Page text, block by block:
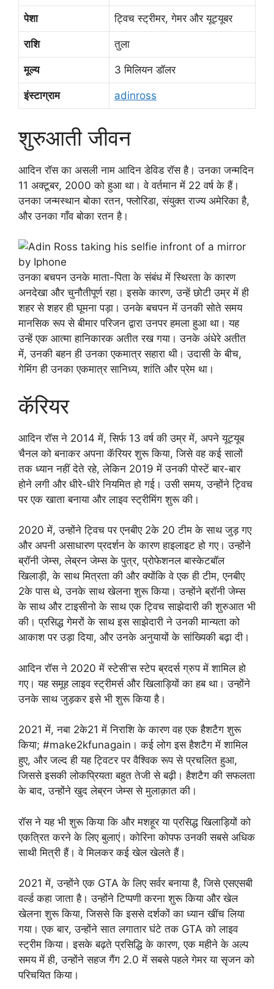
पेशा ट्विच स्ट्रीमर, गेमर और यूट्यूबर
राशि तुला
मूल्य 3 मिलियन डॉलर
इंस्टाग्राम adinross
शुरुआती जीवन
आदिन रॉस का असली नाम आदिन डेविड रॉस है। उनका जन्मदिन
11 अक्टूबर, 2000 को हुआ था। वे वर्तमान में 22 वर्ष के हैं।
उनका जन्मस्थान बोका रतन, फ्लोरिडा, संयुक्त राज्य अमेरिका है,
और उनका गाँव बोका रतन है।
उनका बचपन उनके माता-पिता के संबंध में स्थिरता के कारण
अनदेखा और चुनौतीपूर्ण रहा। इसके कारण, उन्हें छोटी उम्र में ही
शहर से शहर ही घूमना पड़ा। उनके बचपन में उनकी सोते समय
मानसिक रूप से बीमार परिजन द्वारा उनपर हमला हुआ था। यह
उन्हें एक आत्मा हानिकारक अतीत रख गया। उनके अंधेरे अतीत
में, उनकी बहन ही उनका एकमात्र सहारा थी। उदासी के बीच,
गेमिंग ही उनका एकमात्र सानिध्य, शांति और प्रेम था।
कॅरियर
आदिन रॉस ने 2014 में, सिर्फ 13 वर्ष की उम्र में, अपने यूट्यूब
चैनल को बनाकर अपना कॅरियर शुरू किया, जिसे वह कई सालों
तक ध्यान नहीं देते रहे, लेकिन 2019 में उनकी पोस्टें बार-बार
होने लगी और धीरे-धीरे नियमित हो गई। उसी समय, उन्होंने ट्विच
पर एक खाता बनाया और लाइव स्ट्रीमिंग शुरू की।
2020 में, उन्होंने ट्विच पर एनबीए 2के 20 टीम के साथ जुड़ गए
और अपनी असाधारण प्रदर्शन के कारण हाइलाइट हो गए। उन्होंने
ब्रॉनी जेम्स, लेब्रन जेम्स के पुत्र, प्रोफेशनल बास्केटबॉल
खिलाड़ी, के साथ मित्रता की और क्योंकि वे एक ही टीम, एनबीए
2के पास थे, उनके साथ खेलना शुरू किया। उन्होंने ब्रॉनी जेम्स
के साथ और टाइसीनो के साथ एक ट्विच साझेदारी की शुरुआत भी
की। प्रसिद्ध गेमरों के साथ इस साझेदारी ने उनकी मान्यता को
आकाश पर उड़ा दिया, और उनके अनुयायों के सांख्यिकी बढ़ा दी।
आदिन रॉस ने 2020 में स्टेसी’स स्टेप ब्रदर्स ग्रुप में शामिल हो
गए। यह समूह लाइव स्ट्रीमर्स और खिलाड़ियों का हब था। उन्होंने
उनके साथ जुड़कर इसे भी शुरू किया है।
2021 में, नबा 2के21 में निराशि के कारण वह एक हैशटैग शुरू
किया; #make2kfunagain। कई लोग इस हैशटैग में शामिल
हुए, और जल्द ही यह ट्विटर पर वैश्विक रूप से प्रचलित हुआ,
जिससे इसकी लोकप्रियता बहुत तेजी से बढ़ी। हैशटैग की सफलता
के बाद, उन्होंने खुद लेब्रन जेम्स से मुलाक़ात की।
रॉस ने यह भी शुरू किया कि और मशहूर या प्रसिद्ध खिलाड़ियों को
एकत्रित करने के लिए बुलाएं। कोरिना कोपफ उनकी सबसे अधिक
साथी मित्री हैं। वे मिलकर कई खेल खेलते हैं।
2021 में, उन्होंने एक GTA के लिए सर्वर बनाया है, जिसे एसएसबी
वर्ल्ड कहा जाता है। उन्होंने टिप्पणी करना शुरू किया और खेल
खेलना शुरू किया, जिससे कि इससे दर्शकों का ध्यान खींच लिया
गया। एक बार, उन्होंने सात लगातार घंटे तक GTA को लाइव
स्ट्रीम किया। इसके बढ़ते प्रसिद्धि के कारण, एक महीने के अल्प
समय में ही, उन्होंने सहज गैंग 2.0 में सबसे पहले गेमर या सृजन को
परिचयित किया।